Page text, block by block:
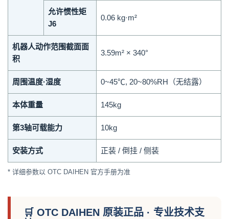
* 详细参数以 OTC DAIHEN 官方手册为准
允许惯性矩
J6
0.06 kg·m²
机器人动作范围截面面
积
3.59m² × 340°
周围温度·湿度 0~45℃, 20~80%RH（无结露）
本体重量 145kg
第3轴可载能力 10kg
安装方式 正装 / 倒挂 / 侧装
🛒 OTC DAIHEN 原装正品 · 专业技术支